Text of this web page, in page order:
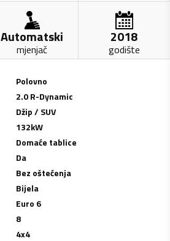
Automatski
mjenjač
2018
godište
Polovno
2.0 R-Dynamic
Džip / SUV
132kW
Domaće tablice
Da
Bez oštećenja
Bijela
Euro 6
8
4x4